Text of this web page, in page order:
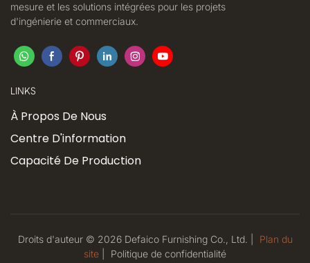
mesure et les solutions intégrées pour les projets
d'ingénierie et commerciaux.
LINKS
À Propos De Nous
Centre D'information
Capacité De Production
Droits d'auteur © 2026 Defaico Furnishing Co., Ltd. |
Plan du
site
Politique de confidentialité